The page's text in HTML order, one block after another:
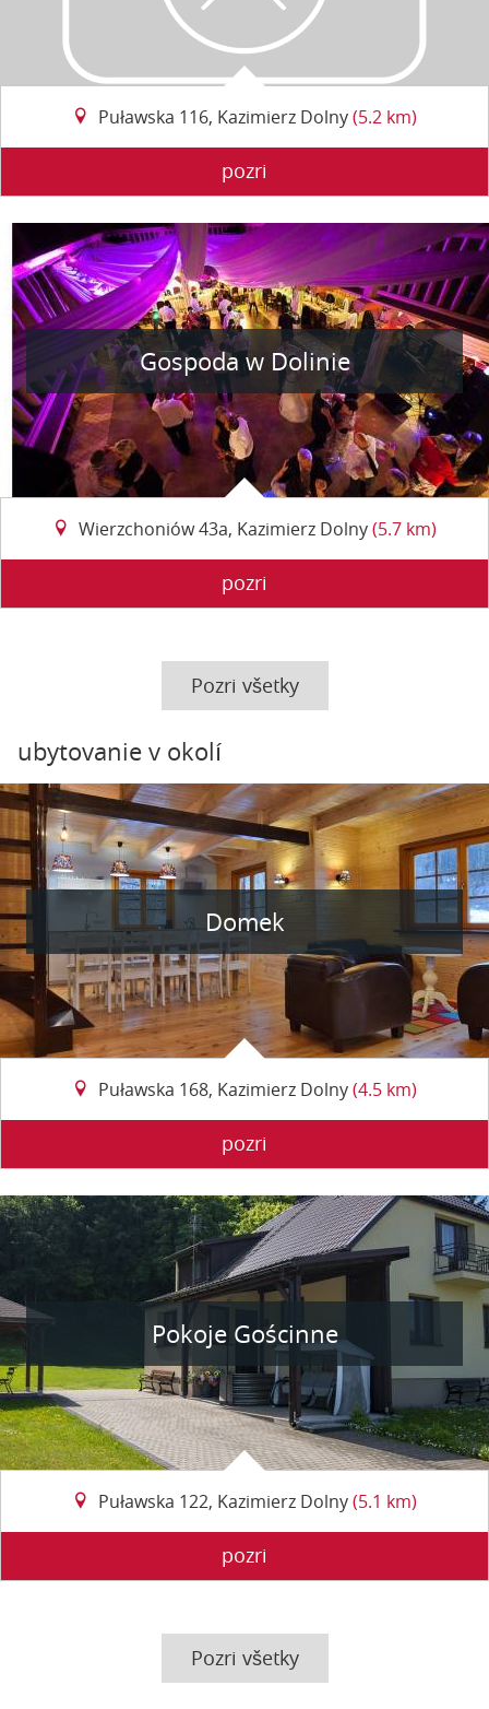
Puławska 116, Kazimierz Dolny(5.2 km)
pozri
Gospoda w Dolinie
Wierzchoniów 43a, Kazimierz Dolny(5.7 km)
pozri
Pozri všetky
ubytovanie v okolí
Domek
Puławska 168, Kazimierz Dolny(4.5 km)
pozri
Pokoje Gościnne
Puławska 122, Kazimierz Dolny(5.1 km)
pozri
Pozri všetky